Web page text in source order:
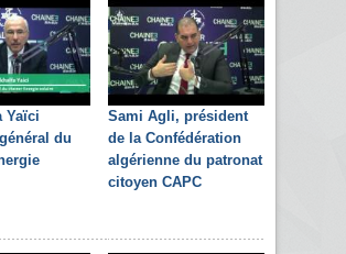
Yaïci
du
Sami Agli, président
de la Confédération
algérienne du patronat
citoyen CAPC